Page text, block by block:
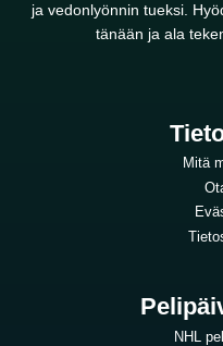
ja vedonlyönnin tueksi.
tänään ja ala
Mitä
NHL